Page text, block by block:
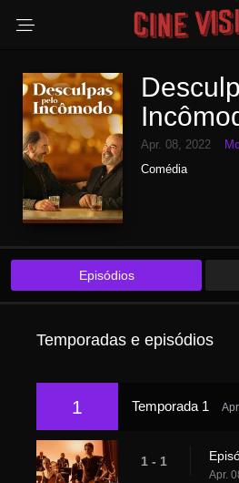
Apr. 08, 2022
Comédia
Episódios
Temporadas e episódios
1 Temporada 1
1 - 1
Apr.